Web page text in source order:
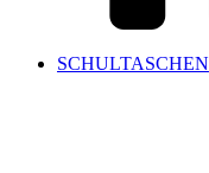
SCHULTASCHEN